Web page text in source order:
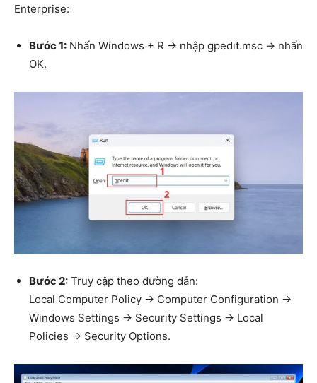
Enterprise:
Bước 1: Nhấn Windows + R → nhập gpedit.msc → nhấn
OK.
Bước 2: Truy cập theo đường dẫn:
Local Computer Policy → Computer Configuration →
Windows Settings → Security Settings → Local
Policies → Security Options.